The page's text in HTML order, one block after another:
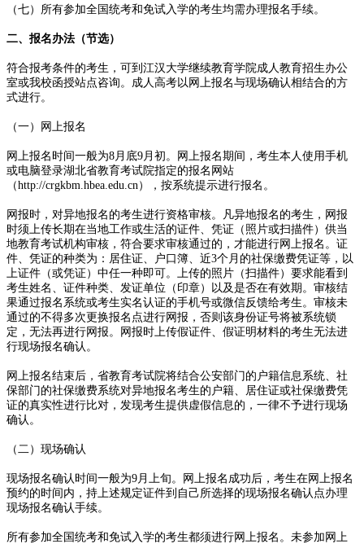
（七）所有参加全国统考和免试入学的考生均需办理报名手续。
二、报名办法（节选）
符合报考条件的考生，可到江汉大学继续教育学院成人教育招生办公
室或我校函授站点咨询。成人高考以网上报名与现场确认相结合的方
式进行。
（一）网上报名
网上报名时间一般为8月底9月初。网上报名期间，考生本人使用手机
或电脑登录湖北省教育考试院指定的报名网站
（http://crgkbm.hbea.edu.cn），按系统提示进行报名。
网报时，对异地报名的考生进行资格审核。凡异地报名的考生，网报
时须上传长期在当地工作或生活的证件、凭证（照片或扫描件）供当
地教育考试机构审核，符合要求审核通过的，才能进行网上报名。证
件、凭证的种类为：居住证、户口簿、近3个月的社保缴费凭证等，以
上证件（或凭证）中任一种即可。上传的照片（扫描件）要求能看到
考生姓名、证件种类、发证单位（印章）以及是否在有效期。审核结
果通过报名系统或考生实名认证的手机号或微信反馈给考生。审核未
通过的不得多次更换报名点进行网报，否则该身份证号将被系统锁
定，无法再进行网报。网报时上传假证件、假证明材料的考生无法进
行现场报名确认。
网上报名结束后，省教育考试院将结合公安部门的户籍信息系统、社
保部门的社保缴费系统对异地报名考生的户籍、居住证或社保缴费凭
证的真实性进行比对，发现考生提供虚假信息的，一律不予进行现场
确认。
（二）现场确认
现场报名确认时间一般为9月上旬。网上报名成功后，考生在网上报名
预约的时间内，持上述规定证件到自己所选择的现场报名确认点办理
现场报名确认手续。
所有参加全国统考和免试入学的考生都须进行网上报名。未参加网上